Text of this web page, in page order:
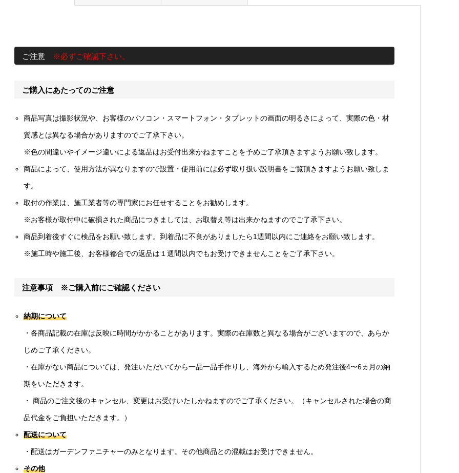
ご注意 ※必ずご確認下さい。
ご購入にあたってのご注意
商品写真は撮影状況や、お客様のパソコン・スマートフォン・タブレットの画面の明るさによって、実際の色・材
質感とは異なる場合がありますのでご了承下さい。
※色の間違いやイメージ違いによる返品はお受付出来かねますことを予めご了承頂きますようお願い致します。
商品によって、使用方法が異なりますので設置・使用前には必ず取り扱い説明書をご覧頂きますようお願い致しま
す。
取付の作業は、施工業者等の専門家にお任せすることをお勧めします。
※お客様が取付中に破損された商品につきましては、お取替え等は出来かねますのでご了承下さい。
商品到着後すぐに検品をお願い致します。到着品に不良がありましたら1週間以内にご連絡をお願い致します。
※施工時や施工後、お客様都合での返品は１週間以内でもお受けできませんことをご了承下さい。
注意事項 ※ご購入前にご確認ください
納期について
・各商品記載の在庫は反映に時間がかかることがあります。実際の在庫数と異なる場合がございますので、あらか
じめご了承ください。
・在庫がない商品については、発注いただいてから一品一品手作りし、海外から輸入するため発注後4〜6ヵ月の納
期をいただきます。
・ 商品のご注文後のキャンセル、変更はお受けいたしかねますのでご了承ください。（キャンセルされた場合の商
品代金をご負担いただきます。）
配送について
・配送はガーデンファニチャーのみとなります。その他商品との混載はお受けできません。
その他